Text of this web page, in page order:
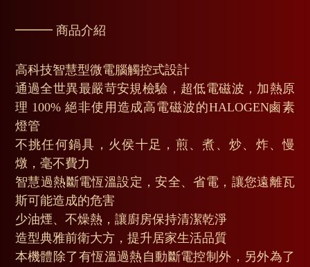
━━━ 商品介紹
高科技智慧型微電腦觸控式設計
通過全世異最嚴苛安規檢驗，超低電磁波，加熱原
理 100% 絕非使用造成高電磁波的HALOGEN鹵素
燈管
不挑任何鍋具，火侯十足，煎、煮、炒、炸、慢
燉，毫不費力
智慧過熱斷電恆溫設定，安全、省電，讓您遠離瓦
斯可能造成的危害
少油煙、不燥熱，讓廚房保持清潔乾淨
造型典雅前衛大方，提升居家生活品質
本機體除了有恆溫過熱自動斷電控制外，另外為了